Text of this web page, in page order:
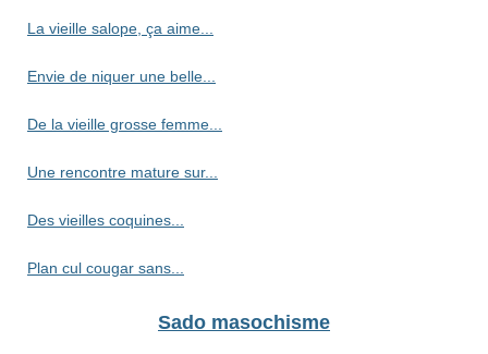
La vieille salope, ça aime...
Envie de niquer une belle...
De la vieille grosse femme...
Une rencontre mature sur...
Des vieilles coquines...
Plan cul cougar sans...
Sado masochisme